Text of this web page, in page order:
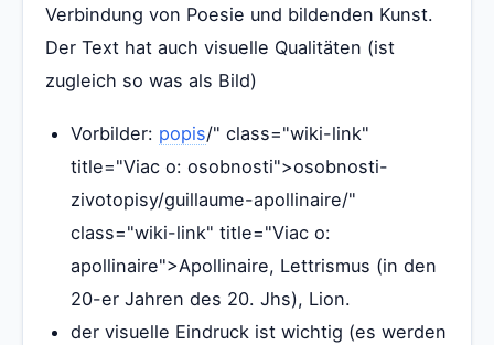
Verbindung von Poesie und bildenden Kunst.
Der Text hat auch visuelle Qualitäten (ist
zugleich so was als Bild)
Vorbilder: popis/" class="wiki-link"
title="Viac o: osobnosti">osobnosti-
zivotopisy/guillaume-apollinaire/"
class="wiki-link" title="Viac o:
apollinaire">Apollinaire, Lettrismus (in den
20-er Jahren des 20. Jhs), Lion.
der visuelle Eindruck ist wichtig (es werden